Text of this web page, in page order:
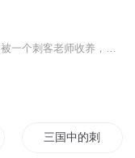
三国中的刺客